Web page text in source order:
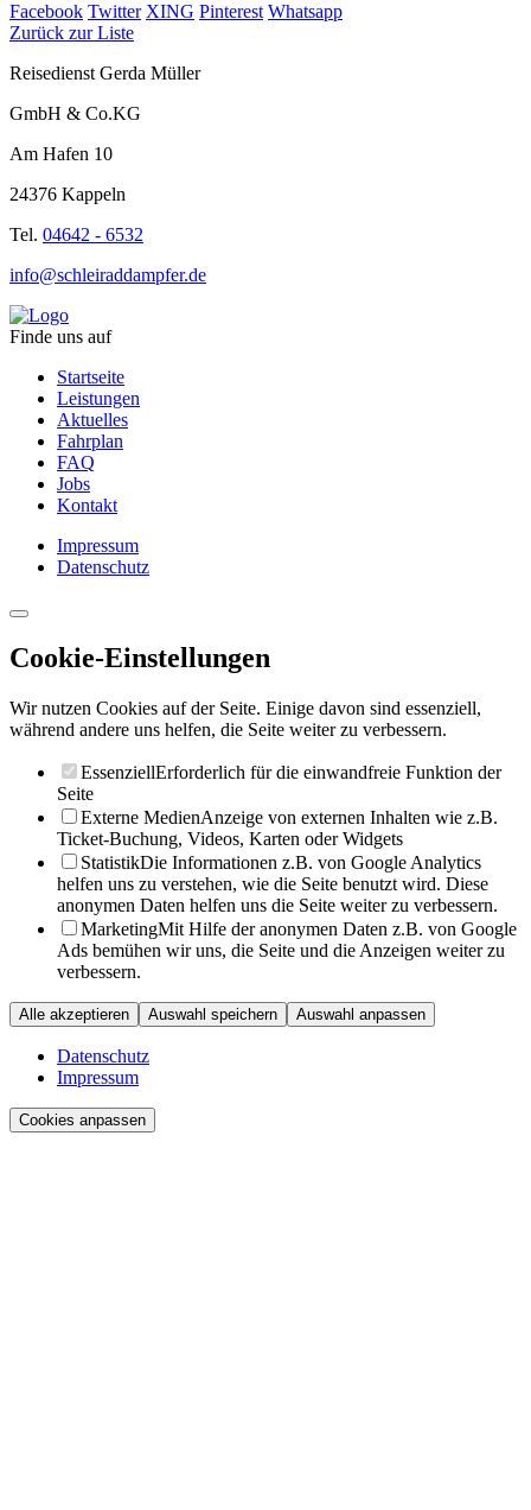
Facebook Twitter XING Pinterest Whatsapp
Zurück zur Liste
Reisedienst Gerda Müller
GmbH & Co.KG
Am Hafen 10
24376 Kappeln
Tel. 04642 - 6532
info@schleiraddampfer.de
Finde uns auf
Startseite
Leistungen
Aktuelles
Fahrplan
FAQ
Jobs
Kontakt
Impressum
Datenschutz
Cookie-Einstellungen
Wir nutzen Cookies auf der Seite. Einige davon sind essenziell,
während andere uns helfen, die Seite weiter zu verbessern.
EssenziellErforderlich für die einwandfreie Funktion der
Seite
Externe MedienAnzeige von externen Inhalten wie z.B.
Ticket-Buchung, Videos, Karten oder Widgets
StatistikDie Informationen z.B. von Google Analytics
helfen uns zu verstehen, wie die Seite benutzt wird. Diese
anonymen Daten helfen uns die Seite weiter zu verbessern.
MarketingMit Hilfe der anonymen Daten z.B. von Google
Ads bemühen wir uns, die Seite und die Anzeigen weiter zu
verbessern.
Alle akzeptieren Auswahl speichern Auswahl anpassen
Datenschutz
Impressum
Cookies anpassen